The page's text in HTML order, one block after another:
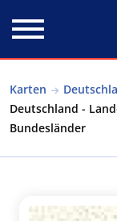
Karten
Deutschland -
Bundesländer